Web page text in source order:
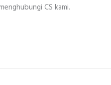
CS kami.